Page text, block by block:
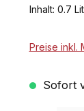
Inhalt: 0.7
Preise inkl.
Sofort